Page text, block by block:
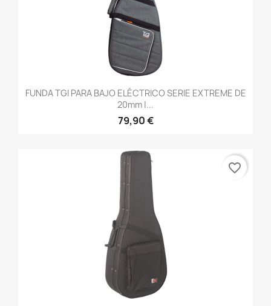
FUNDA TGI PARA BAJO ELÉCTRICO SERIE EXTREME DE
20mm |...
79,90 €
favorite_border